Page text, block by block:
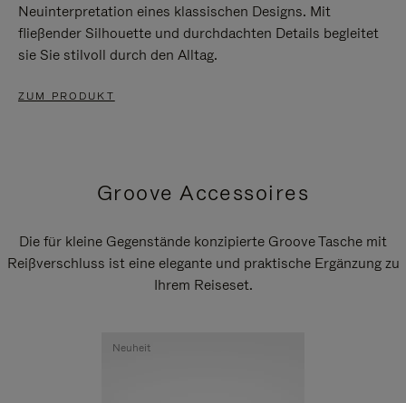
Neuinterpretation eines klassischen Designs. Mit
fließender Silhouette und durchdachten Details begleitet
sie Sie stilvoll durch den Alltag.
ZUM PRODUKT
Groove Accessoires
Die für kleine Gegenstände konzipierte Groove Tasche mit
Reißverschluss ist eine elegante und praktische Ergänzung zu
Ihrem Reiseset.
Neuheit